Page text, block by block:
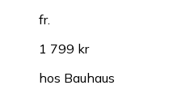
fr.
1 799 kr
hos Bauhaus